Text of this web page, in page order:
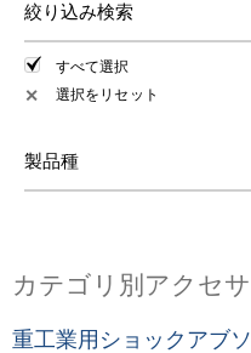
絞り込み検索
すべて選択
✕ 選択をリセット
製品種
カテゴリ別アクセ
重工業用ショックアブ